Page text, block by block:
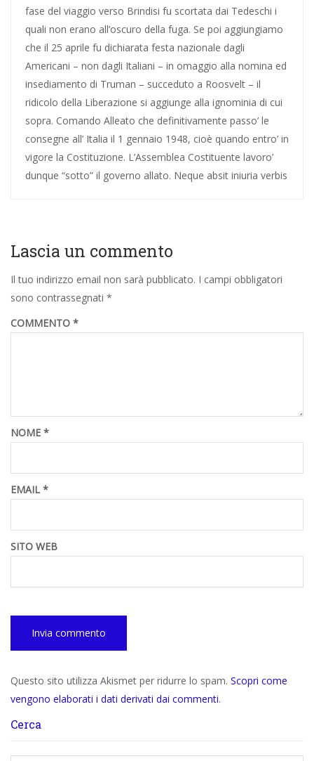
fase del viaggio verso Brindisi fu scortata dai Tedeschi i
quali non erano all’oscuro della fuga. Se poi aggiungiamo
che il 25 aprile fu dichiarata festa nazionale dagli
Americani – non dagli Italiani – in omaggio alla nomina ed
insediamento di Truman – succeduto a Roosvelt – il
ridicolo della Liberazione si aggiunge alla ignominia di cui
sopra. Comando Alleato che definitivamente passo’ le
consegne all’ Italia il 1 gennaio 1948, cioè quando entro’ in
vigore la Costituzione. L’Assemblea Costituente lavoro’
dunque “sotto” il governo allato. Neque absit iniuria verbis
Lascia un commento
Il tuo indirizzo email non sarà pubblicato. I campi obbligatori
sono contrassegnati *
COMMENTO *
NOME *
EMAIL *
SITO WEB
Questo sito utilizza Akismet per ridurre lo spam. Scopri come
vengono elaborati i dati derivati dai commenti.
Cerca